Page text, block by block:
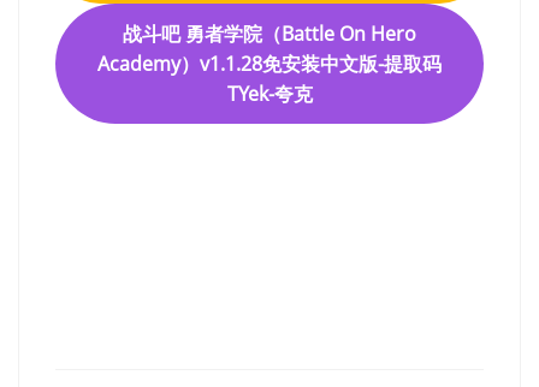
战斗吧 勇者学院（Battle On Hero
Academy）v1.1.28免安装中文版-提取码
TYek-夸克